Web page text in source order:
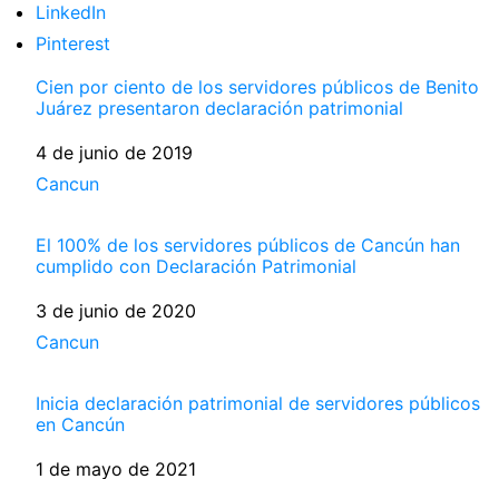
LinkedIn
Pinterest
Cien por ciento de los servidores públicos de Benito
Juárez presentaron declaración patrimonial
Fecha
4 de junio de 2019
Respecto a
Cancun
El 100% de los servidores públicos de Cancún han
cumplido con Declaración Patrimonial
Fecha
3 de junio de 2020
Respecto a
Cancun
Inicia declaración patrimonial de servidores públicos
en Cancún
Fecha
1 de mayo de 2021